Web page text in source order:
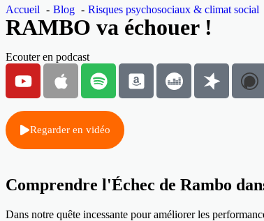
Accueil Blog Risques psychosociaux & climat social
RAMBO va échouer !
Ecouter en podcast
Regarder en vidéo
Comprendre l'Échec de Rambo
Dans notre quête incessante pour améliorer les